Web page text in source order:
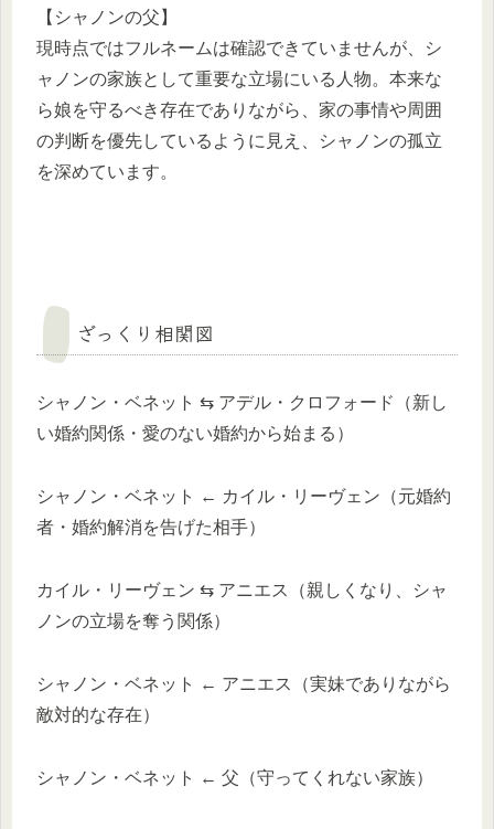
【シャノンの父】
現時点ではフルネームは確認できていませんが、シ
ャノンの家族として重要な立場にいる人物。本来な
ら娘を守るべき存在でありながら、家の事情や周囲
の判断を優先しているように見え、シャノンの孤立
を深めています。
ざっくり相関図
シャノン・ベネット ⇆ アデル・クロフォード（新し
い婚約関係・愛のない婚約から始まる）
シャノン・ベネット ← カイル・リーヴェン（元婚約
者・婚約解消を告げた相手）
カイル・リーヴェン ⇆ アニエス（親しくなり、シャ
ノンの立場を奪う関係）
シャノン・ベネット ← アニエス（実妹でありながら
敵対的な存在）
シャノン・ベネット ← 父（守ってくれない家族）